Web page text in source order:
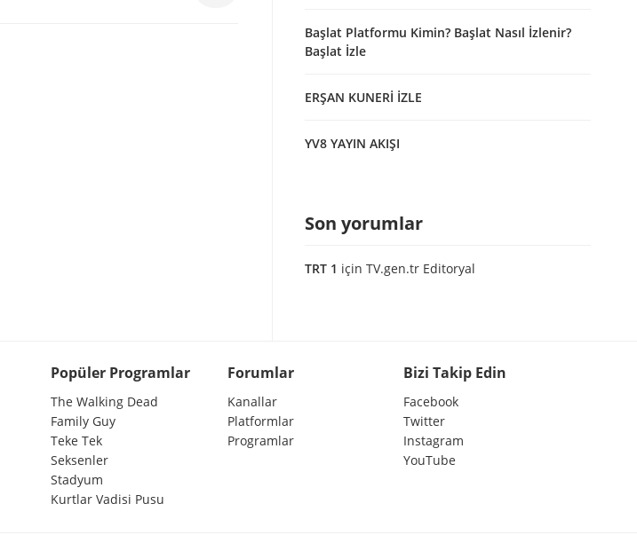
Başlat Platformu Kimin? Başlat Nasıl İzlenir?
Başlat İzle
ERŞAN KUNERİ İZLE
YV8 YAYIN AKIŞI
Son yorumlar
TRT 1 için TV.gen.tr Editoryal
Popüler Programlar
The Walking Dead
Family Guy
Teke Tek
Seksenler
Stadyum
Kurtlar Vadisi Pusu
Forumlar
Kanallar
Platformlar
Programlar
Bizi Takip Edin
Facebook
Twitter
Instagram
YouTube